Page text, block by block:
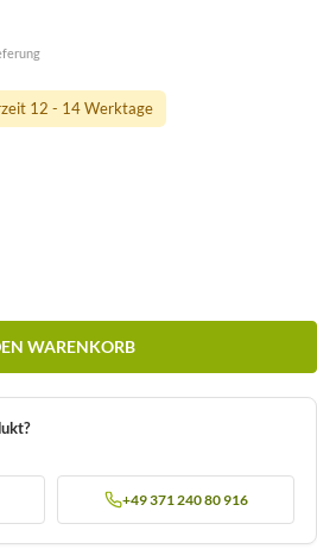
12 - 14 Werktage
WARENKORB
+49 371 240 80 916